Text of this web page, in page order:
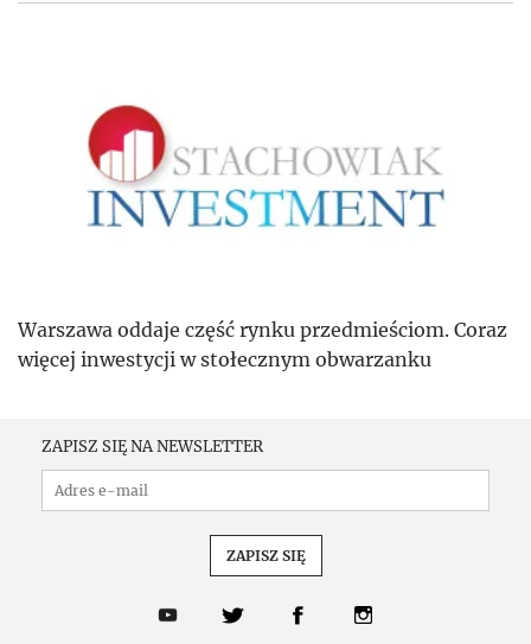
Warszawa oddaje część rynku przedmieściom. Coraz
więcej inwestycji w stołecznym obwarzanku
ZAPISZ SIĘ NA NEWSLETTER